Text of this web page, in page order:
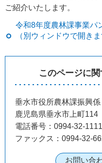
ご紹介いたします。
令和8年度農林課事業パ
（別ウィンドウで開きま
このページに
垂水市役所農林課振興係
鹿児島県垂水市上町114
電話番号：0994-32-1111
ファックス：0994-32-